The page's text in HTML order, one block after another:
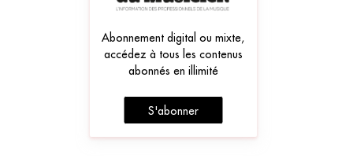
Abonnement digital ou mixte,
accédez à tous les contenus
abonnés en illimité
S'abonner